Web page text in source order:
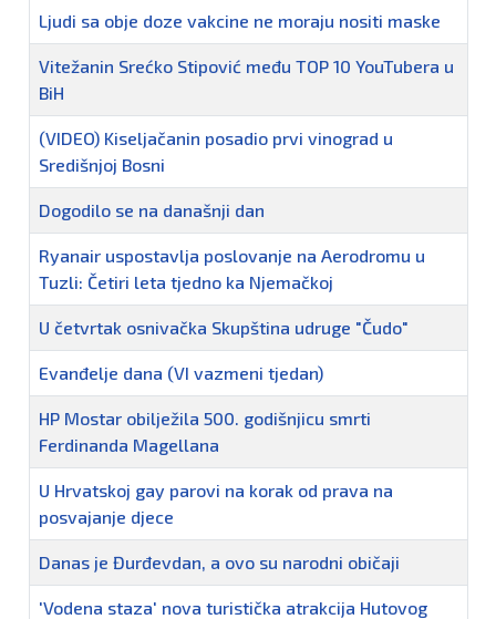
Ljudi sa obje doze vakcine ne moraju nositi maske
Vitežanin Srećko Stipović među TOP 10 YouTubera u
BiH
(VIDEO) Kiseljačanin posadio prvi vinograd u
Središnjoj Bosni
Dogodilo se na današnji dan
Ryanair uspostavlja poslovanje na Aerodromu u
Tuzli: Četiri leta tjedno ka Njemačkoj
U četvrtak osnivačka Skupština udruge "Čudo"
Evanđelje dana (VI vazmeni tjedan)
HP Mostar obilježila 500. godišnjicu smrti
Ferdinanda Magellana
U Hrvatskoj gay parovi na korak od prava na
posvajanje djece
Danas je Đurđevdan, a ovo su narodni običaji
'Vodena staza' nova turistička atrakcija Hutovog